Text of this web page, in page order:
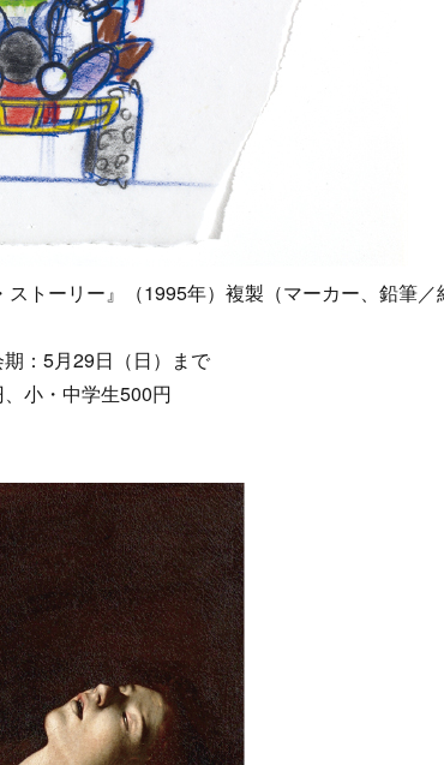
トーリー』（1995年）複製（マーカー、鉛筆／
：5月29日（日）まで
小・中学生500円